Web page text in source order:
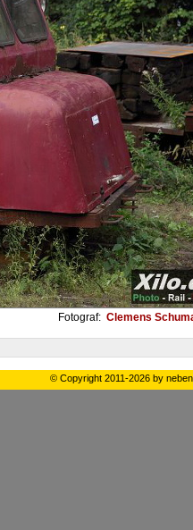
Fotograf: Clemens
© Copyright 2011-2026 by